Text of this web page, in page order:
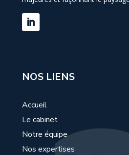
NOS LIENS
Accueil
Le cabinet
Notre équipe
Nos expertises